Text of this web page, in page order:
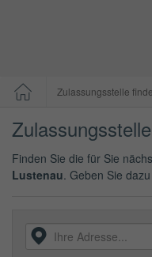
Zulassungsstelle
Finden Sie die für Sie
Lustenau. Geben Sie